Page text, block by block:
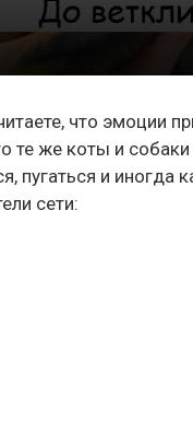
что эмоции
те же коты и
пугаться и
сети: